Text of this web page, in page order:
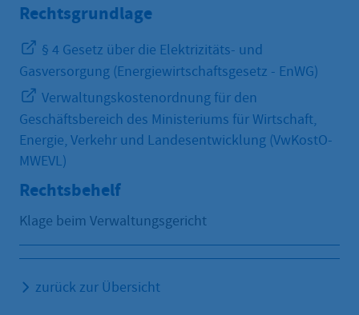
Rechtsgrundlage
§ 4 Gesetz über die Elektrizitäts- und
Gasversorgung (Energiewirtschaftsgesetz - EnWG)
Verwaltungskostenordnung für den
Geschäftsbereich des Ministeriums für Wirtschaft,
Energie, Verkehr und Landesentwicklung (VwKostO-
MWEVL)
Rechtsbehelf
Klage beim Verwaltungsgericht
zurück zur Übersicht